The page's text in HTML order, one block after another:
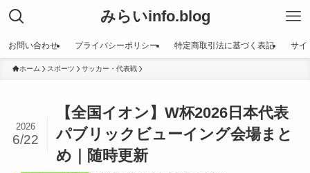
みらいinfo.blog
お問い合わせ プライバシーポリシー 特定商取引法に基づく表記 サイ
ホーム スポーツ サッカー・代表戦
【全国イオン】W杯2026日本代表
パブリックビューイング会場まと
め｜随時更新
2026
6/22